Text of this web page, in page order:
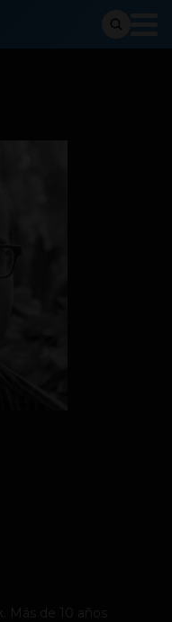
. Más de 10 años